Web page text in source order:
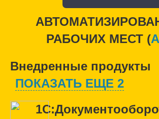
РАБОЧИХ МЕСТ (
Внедренные продукты
ПОКАЗАТЬ ЕЩЕ 2